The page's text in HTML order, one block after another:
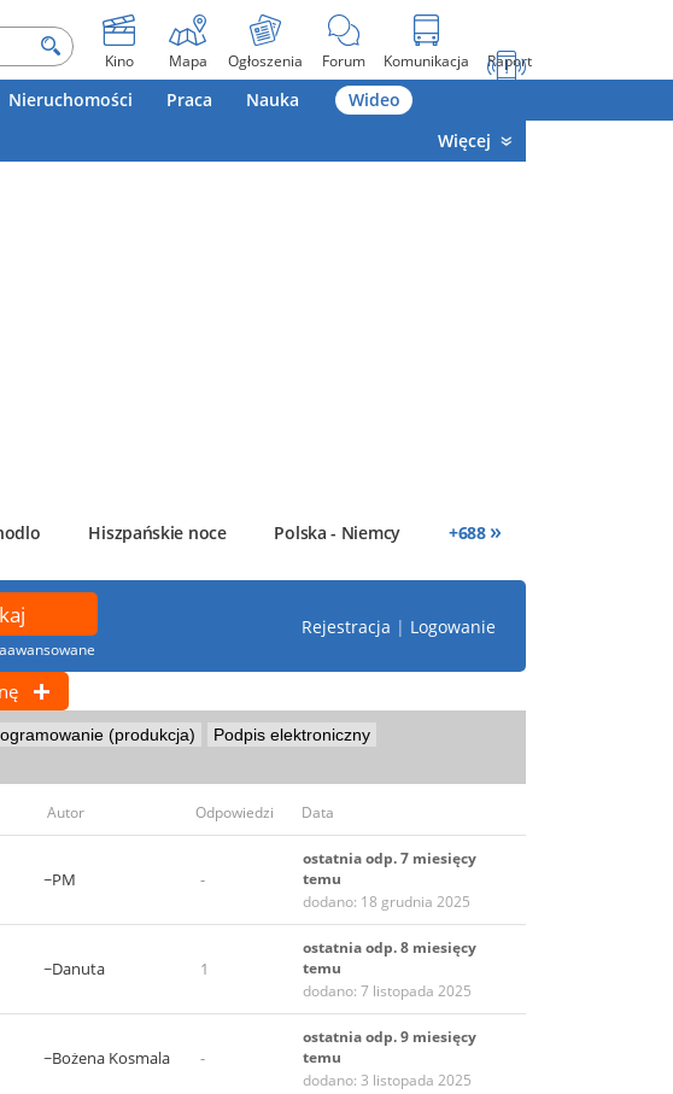
Kino Mapa Ogłoszenia Forum Komunikacja Raport
Nieruchomości Praca Nauka
Wideo
Więcej
Hiszpańskie noce Polska - Niemcy +688 »
Rejestracja | Logowanie
(produkcja)
Podpis elektroniczny
Autor Odpowiedzi Data
~PM -
ostatnia odp. 7 miesięcy
temu
dodano: 18 grudnia 2025
~Danuta 1
ostatnia odp. 8 miesięcy
temu
dodano: 7 listopada 2025
~Bożena Kosmala -
ostatnia odp. 9 miesięcy
temu
dodano: 3 listopada 2025